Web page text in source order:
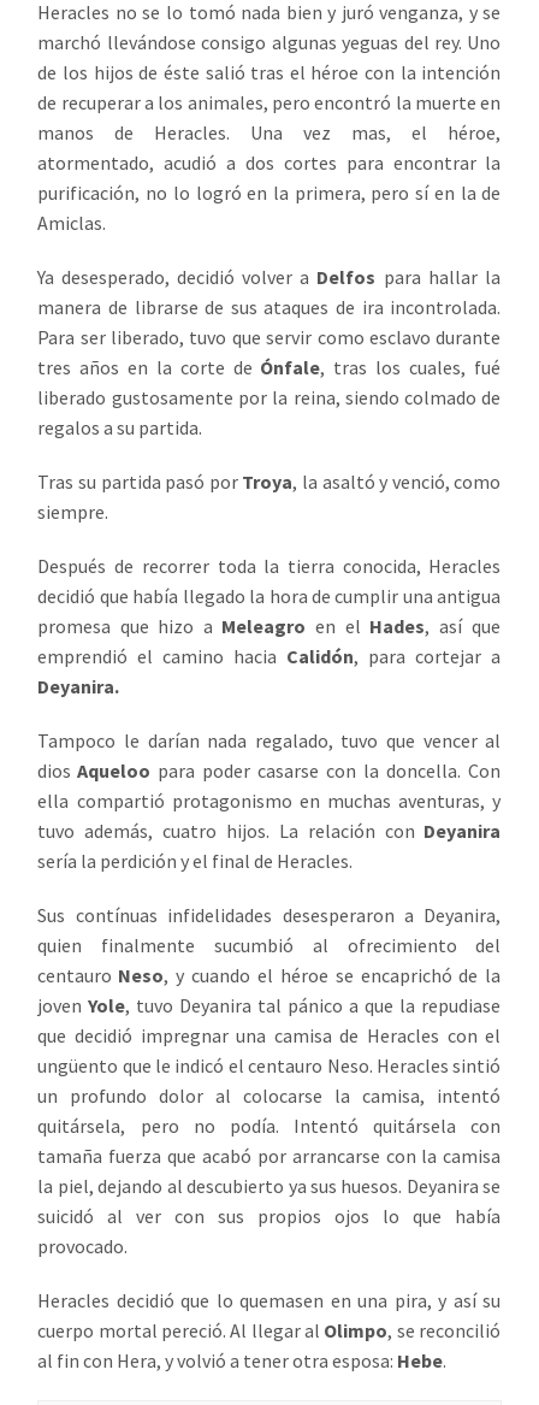
Heracles no se lo tomó nada bien y juró venganza, y se
marchó llevándose consigo algunas yeguas del rey. Uno
de los hijos de éste salió tras el héroe con la intención
de recuperar a los animales, pero encontró la muerte en
manos de Heracles. Una vez mas, el héroe,
atormentado, acudió a dos cortes para encontrar la
purificación, no lo logró en la primera, pero sí en la de
Amiclas.
Ya desesperado, decidió volver a Delfos para hallar la
manera de librarse de sus ataques de ira incontrolada.
Para ser liberado, tuvo que servir como esclavo durante
tres años en la corte de Ónfale, tras los cuales, fué
liberado gustosamente por la reina, siendo colmado de
regalos a su partida.
Tras su partida pasó por Troya, la asaltó y venció, como
siempre.
Después de recorrer toda la tierra conocida, Heracles
decidió que había llegado la hora de cumplir una antigua
promesa que hizo a Meleagro en el Hades, así que
emprendió el camino hacia Calidón, para cortejar a
Deyanira.
Tampoco le darían nada regalado, tuvo que vencer al
diosAqueloo para poder casarse con la doncella. Con
ella compartió protagonismo en muchas aventuras, y
tuvo además, cuatro hijos. La relación con Deyanira
sería la perdición y el final de Heracles.
Sus contínuas infidelidades desesperaron a Deyanira,
quien finalmente sucumbió al ofrecimiento del
centauro Neso, y cuando el héroe se encaprichó de la
jovenYole, tuvo Deyanira tal pánico a que la repudiase
que decidió impregnar una camisa de Heracles con el
ungüento que le indicó el centauro Neso. Heracles sintió
un profundo dolor al colocarse la camisa, intentó
quitársela, pero no podía. Intentó quitársela con
tamaña fuerza que acabó por arrancarse con la camisa
la piel, dejando al descubierto ya sus huesos. Deyanira se
suicidó al ver con sus propios ojos lo que había
provocado.
Heracles decidió que lo quemasen en una pira, y así su
cuerpo mortal pereció. Al llegar al Olimpo, se reconcilió
al fin con Hera, y volvió a tener otra esposa: Hebe.